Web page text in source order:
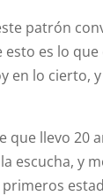
patrón
esto es lo
en lo cierto,
que llevo 20
escucha, y